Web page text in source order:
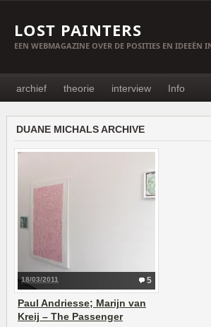
LOST PAINTERS
EEN WEBMAGAZINE OVER DE POSITIES EN IDEEËN
archief theorie interview Info
DUANE MICHALS ARCHIVE
5
18/03/2011
Paul Andriesse; Marijn van
Kreij – The Passenger